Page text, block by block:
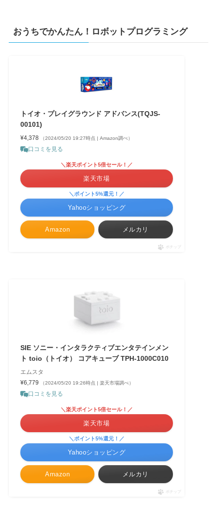
おうちでかんたん！ロボットプログラミング
トイオ・プレイグラウンド アドバンス(TQJS-
00101)
¥4,378 （2024/05/20 19:27時点 | Amazon調べ）
口コミを見る
Amazon
＼楽天ポイント5倍セール！／
楽天市場
＼ポイント5%還元！／
Yahooショッピング
メルカリ
ポチップ
SIE ソニー・インタラクティブエンタテインメン
ト toio（トイオ） コアキューブ TPH-1000C010
エムスタ
¥6,779
（2024/05/20 19:26時点 | 楽天市場調べ）
口コミを見る
Amazon
＼楽天ポイント5倍セール！／
楽天市場
＼ポイント5%還元！／
Yahooショッピング
メルカリ
ポチップ